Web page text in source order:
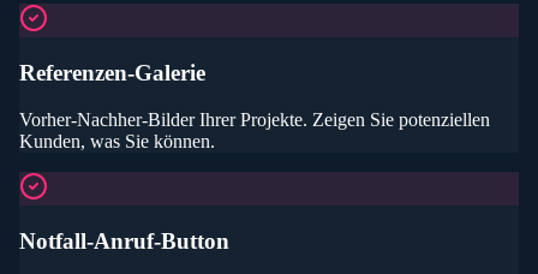
Referenzen-Galerie
Vorher-Nachher-Bilder Ihrer Projekte. Zeigen Sie potenziellen
Kunden, was Sie können.
Notfall-Anruf-Button